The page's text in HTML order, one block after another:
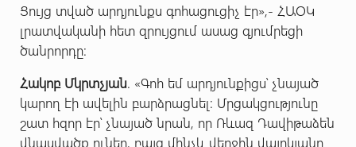
Ցույց տված արդյունքս գոհացուցիչ էր»,- ՀԱՕԿ
լրատվականի հետ զրույցում ասաց գյումրեցի
ծանրորդը:
Հակոբ Մկրտչյան. «Գոհ եմ արդյունքիցս՝ չնայած
կարող էի ավելին բարձրացնել: Մրցակցությունը
շատ հզոր էր՝ չնայած նրան, որ Ռևազ Դավիթաձեն
վնասվածք ուներ, բայց մինչև վերջին վայրկյանը